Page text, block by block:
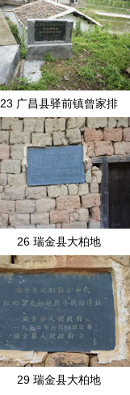
23 广昌县驿前镇曾家排
26 瑞金县大柏地
29 瑞金县大柏地